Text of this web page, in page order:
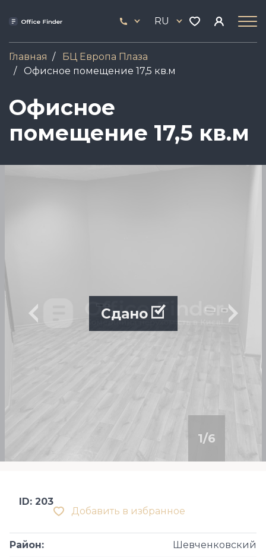
содержанию
444
17
RU
Главная
БЦ Европа Плаза
Офисное помещение 17,5 кв.м
Офисное
помещение 17,5 кв.м
1/6
Сдано
Добавить в избранное
ID: 203
Район: Шевченковский